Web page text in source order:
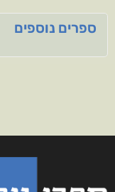
ספרים נוספים